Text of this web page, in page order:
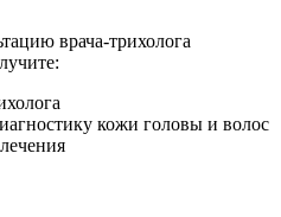
врача-трихолога
кожи головы и волос